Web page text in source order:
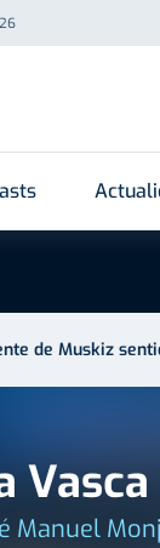
de Muskiz
Manuel